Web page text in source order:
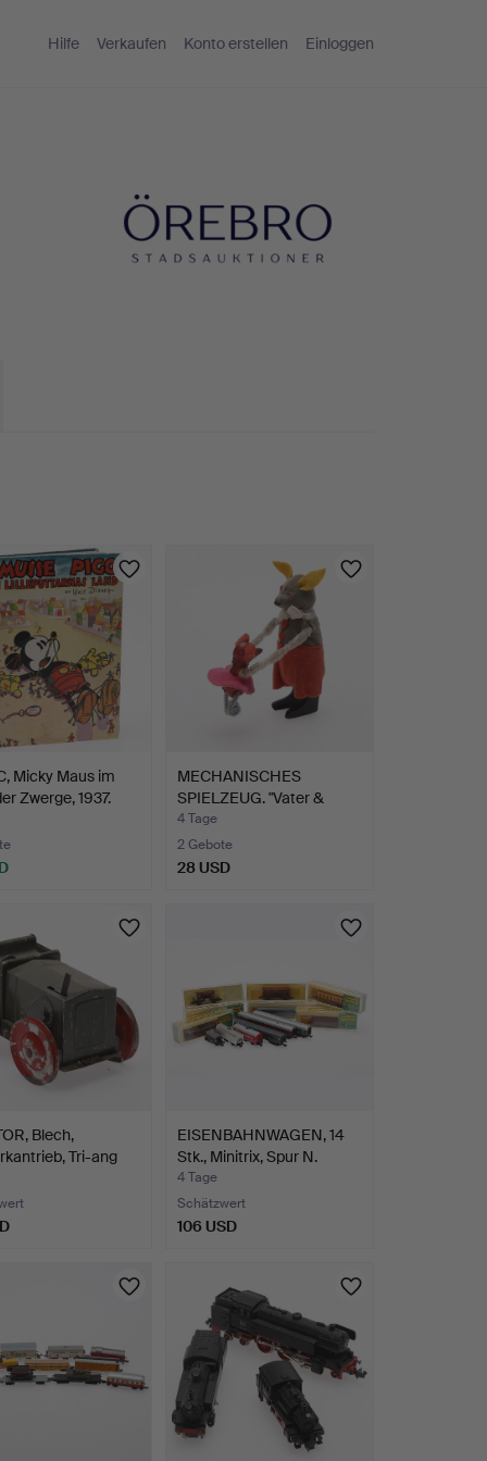
Hilfe Verkaufen Konto erstellen Einloggen
Micky Maus im
Zwerge, 1937.
MECHANISCHES
SPIELZEUG. "Vater &
Tochter b…
4 Tage
2 Gebote
28 USD
Blech,
Tri-ang
EISENBAHNWAGEN, 14
Stk., Minitrix, Spur N.
4 Tage
Schätzwert
106 USD